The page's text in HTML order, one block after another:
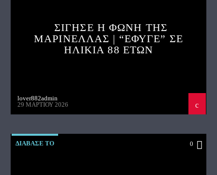
ΣΙΓΗΣΕ Η ΦΩΝΗ ΤΗΣ
ΜΑΡΙΝΕΛΛΑΣ | “ΕΦΥΓΕ” ΣΕ
ΗΛΙΚΙΑ 88 ΕΤΩΝ
lover882admin
29 ΜΑΡΤΊΟΥ 2026
ΔΙΑΒΑΣΕ ΤΟ 0